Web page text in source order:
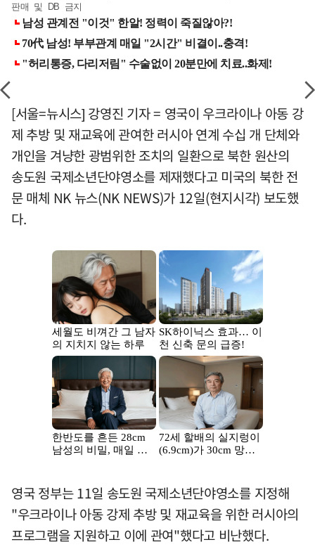
판매 및 DB 금지
[서울=뉴시스] 강영진 기자 = 영국이 우크라이나 아동 강
제 추방 및 재교육에 관여한 러시아 연계 수십 개 단체와
개인을 겨냥한 광범위한 조치의 일환으로 북한 원산의
송도원 국제소년단야영소를 제재했다고 미국의 북한 전
문 매체 NK 뉴스(NK NEWS)가 12일(현지시각) 보도했
다.
영국 정부는 11일 송도원 국제소년단야영소를 지정해
"우크라이나 아동 강제 추방 및 재교육을 위한 러시아의
프로그램을 지원하고 이에 관여"했다고 비난했다.